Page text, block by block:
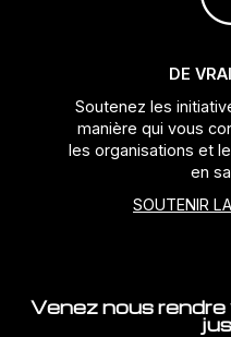
DE
Soutenez les
manière qui vous
les organisations et
en
SOUTENIR
Venez nous